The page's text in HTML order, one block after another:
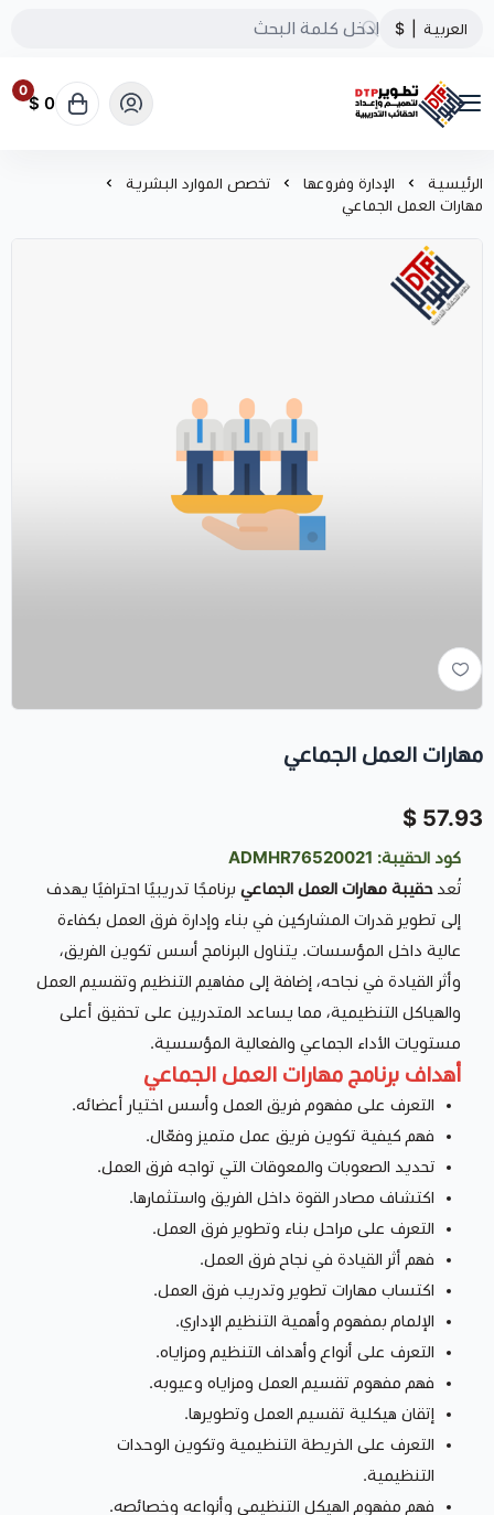
العربية $
تطوير الحقائب التدريبية
0
0 $
الرئيسية الإدارة وفروعها
تخصص الموارد البشرية
مهارات العمل الجماعي
مهارات العمل الجماعي
57.93 $
كود الحقيبة: ADMHR76520021
تُعدحقيبة مهارات العمل الجماعي برنامجًا تدريبيًا احترافيًا يهدف
إلى تطوير قدرات المشاركين في بناء وإدارة فرق العمل بكفاءة
عالية داخل المؤسسات. يتناول البرنامج أسس تكوين الفريق،
وأثر القيادة في نجاحه، إضافة إلى مفاهيم التنظيم وتقسيم العمل
والهياكل التنظيمية، مما يساعد المتدربين على تحقيق أعلى
مستويات الأداء الجماعي والفعالية المؤسسية.
أهداف برنامج مهارات العمل الجماعي
التعرف على مفهوم فريق العمل وأسس اختيار أعضائه.
فهم كيفية تكوين فريق عمل متميز وفعّال.
تحديد الصعوبات والمعوقات التي تواجه فرق العمل.
اكتشاف مصادر القوة داخل الفريق واستثمارها.
التعرف على مراحل بناء وتطوير فرق العمل.
فهم أثر القيادة في نجاح فرق العمل.
اكتساب مهارات تطوير وتدريب فرق العمل.
الإلمام بمفهوم وأهمية التنظيم الإداري.
التعرف على أنواع وأهداف التنظيم ومزاياه.
فهم مفهوم تقسيم العمل ومزاياه وعيوبه.
إتقان هيكلية تقسيم العمل وتطويرها.
التعرف على الخريطة التنظيمية وتكوين الوحدات
التنظيمية.
فهم مفهوم الهيكل التنظيمي وأنواعه وخصائصه.